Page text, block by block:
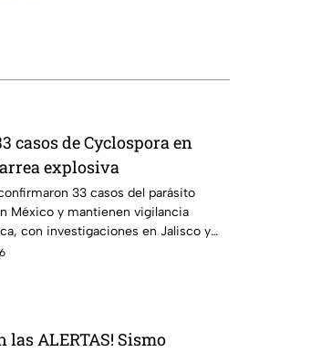
casos de Cyclospora en
explosiva
33 casos del parásito
México y mantienen vigilancia
con investigaciones en Jalisco y
las ALERTAS! Sismo